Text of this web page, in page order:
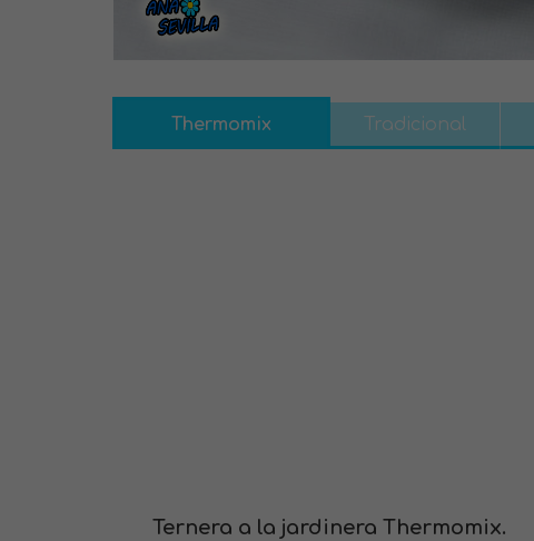
Thermomix Tradicional
Ternera a la jardinera Thermomix.